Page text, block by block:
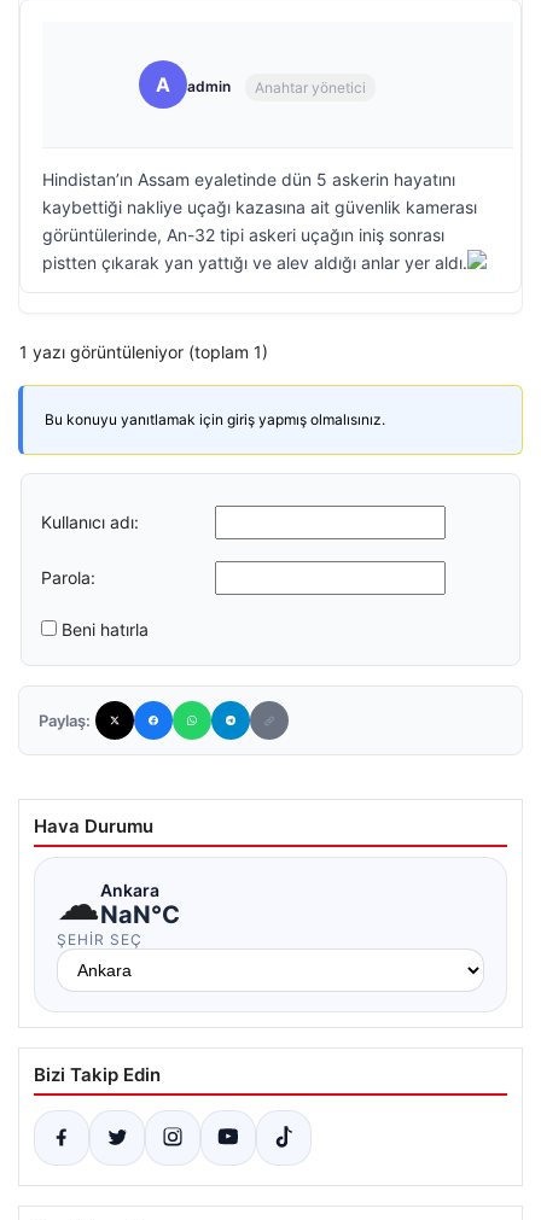
A admin Anahtar yönetici
Hindistan’ın Assam eyaletinde dün 5 askerin hayatını
kaybettiği nakliye uçağı kazasına ait güvenlik kamerası
görüntülerinde, An-32 tipi askeri uçağın iniş sonrası
pistten çıkarak yan yattığı ve alev aldığı anlar yer aldı.
1 yazı görüntüleniyor (toplam 1)
Bu konuyu yanıtlamak için giriş yapmış olmalısınız.
Kullanıcı adı:
Parola:
Beni hatırla
Paylaş:
Hava Durumu
☁Ankara
NaN°C
ŞEHIR SEÇ
Bizi Takip Edin